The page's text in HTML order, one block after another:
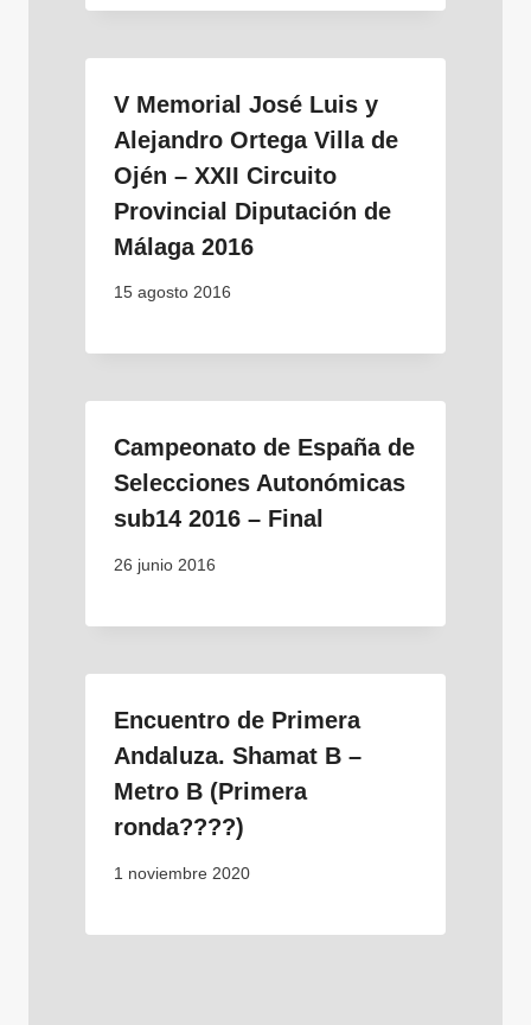
V Memorial José Luis y
Alejandro Ortega Villa de
Ojén – XXII Circuito
Provincial Diputación de
Málaga 2016
15 agosto 2016
Campeonato de España de
Selecciones Autonómicas
sub14 2016 – Final
26 junio 2016
Encuentro de Primera
Andaluza. Shamat B –
Metro B (Primera
ronda????)
1 noviembre 2020